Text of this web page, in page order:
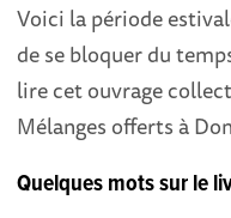
Voici la période
de se bloquer du
lire cet ouvrage
Mélanges offerts à
Quelques mots sur le